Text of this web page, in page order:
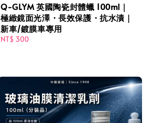
Q-GLYM 英國陶瓷封體蠟 100ml｜
極緻鏡面光澤・長效保護・抗水漬｜
新車/鍍膜車專用
Regular
NT$ 300